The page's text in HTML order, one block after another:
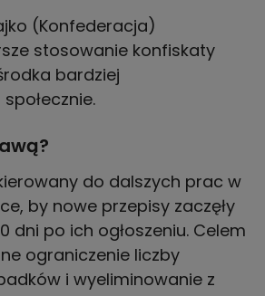
(Konfederacja)
stosowanie konfiskaty
bardziej
do dalszych prac w
by nowe przepisy zaczęły
dni po ich ogłoszeniu. Celem
ograniczenie liczby
i wyeliminowanie z